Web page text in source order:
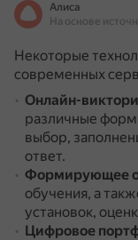
Алиса
Некоторые
современных
Онлайн-
различные
выбор,
ответ.
Формирующее
обучения, а
установок,
Цифровое